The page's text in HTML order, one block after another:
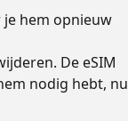
je hem opnieuw
De eSIM
nodig hebt, nu